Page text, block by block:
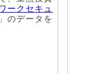
ークセキュ
」のデータを